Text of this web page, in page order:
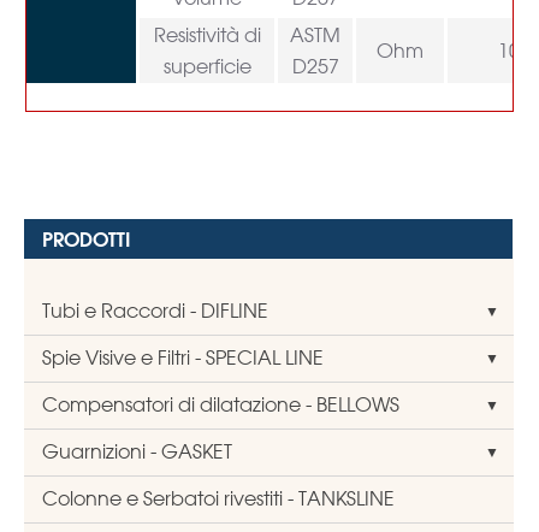
PRODOTTI
Tubi e Raccordi - DIFLINE
Spie Visive e Filtri - SPECIAL LINE
Compensatori di dilatazione - BELLOWS
Guarnizioni - GASKET
Colonne e Serbatoi rivestiti - TANKSLINE
Resistività di
superficie
ASTM
D257
Ohm 10